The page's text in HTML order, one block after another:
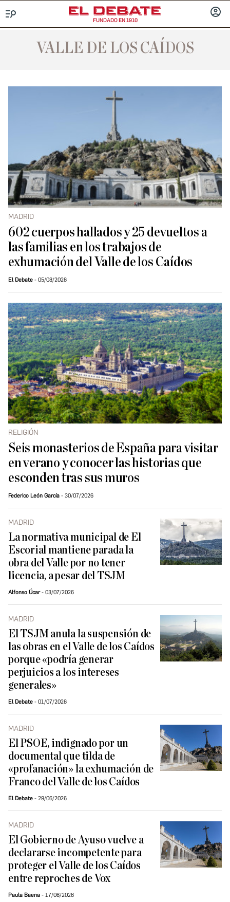
FUNDADO EN 1910
VALLE DE LOS CAÍDOS
MADRID
602 cuerpos hallados y 25 devueltos a
las familias en los trabajos de
exhumación del Valle de los Caídos
El Debate 05/08/2026
RELIGIÓN
Seis monasterios de España para visitar
en verano y conocer las historias que
esconden tras sus muros
Federico León García 30/07/2026
MADRID
La normativa municipal de El
Escorial mantiene parada la
obra del Valle por no tener
licencia, a pesar del TSJM
Alfonso Úcar 03/07/2026
MADRID
El TSJM anula la suspensión de
las obras en el Valle de los Caídos
porque «podría generar
perjuicios a los intereses
generales»
El Debate 01/07/2026
MADRID
El PSOE, indignado por un
documental que tilda de
«profanación» la exhumación de
Franco del Valle de los Caídos
El Debate 29/06/2026
MADRID
El Gobierno de Ayuso vuelve a
declararse incompetente para
proteger el Valle de los Caídos
entre reproches de Vox
Paula Baena 17/06/2026